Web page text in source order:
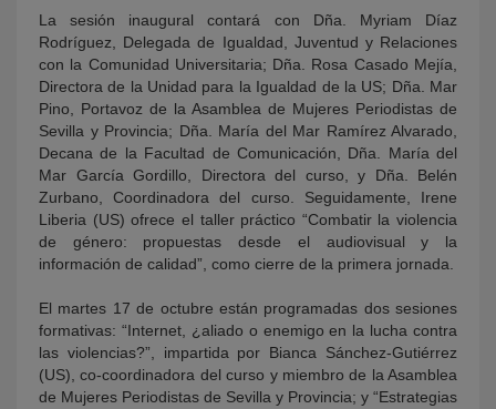
La sesión inaugural contará con Dña. Myriam Díaz
Rodríguez, Delegada de Igualdad, Juventud y Relaciones
con la Comunidad Universitaria; Dña. Rosa Casado Mejía,
Directora de la Unidad para la Igualdad de la US; Dña. Mar
Pino, Portavoz de la Asamblea de Mujeres Periodistas de
Sevilla y Provincia; Dña. María del Mar Ramírez Alvarado,
Decana de la Facultad de Comunicación, Dña. María del
Mar García Gordillo, Directora del curso, y Dña. Belén
Zurbano, Coordinadora del curso. Seguidamente, Irene
Liberia (US) ofrece el taller práctico “Combatir la violencia
de género: propuestas desde el audiovisual y la
información de calidad”, como cierre de la primera jornada.
El martes 17 de octubre están programadas dos sesiones
formativas: “Internet, ¿aliado o enemigo en la lucha contra
las violencias?”, impartida por Bianca Sánchez-Gutiérrez
(US), co-coordinadora del curso y miembro de la Asamblea
de Mujeres Periodistas de Sevilla y Provincia; y “Estrategias